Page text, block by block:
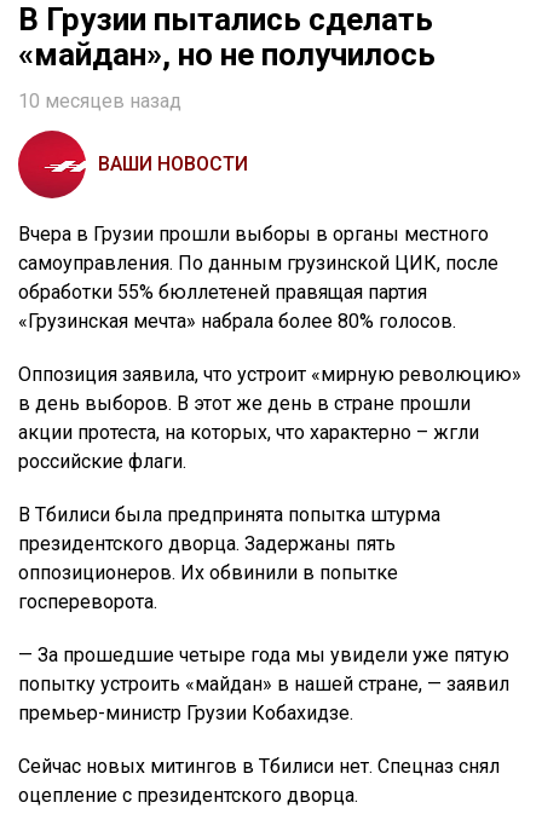
В Грузии пытались сделать
«майдан», но не получилось
10 месяцев назад
ВАШИ НОВОСТИ
Вчера в Грузии прошли выборы в органы местного
самоуправления. По данным грузинской ЦИК, после
обработки 55% бюллетеней правящая партия
«Грузинская мечта» набрала более 80% голосов.
Оппозиция заявила, что устроит «мирную революцию»
в день выборов. В этот же день в стране прошли
акции протеста, на которых, что характерно – жгли
российские флаги.
В Тбилиси была предпринята попытка штурма
президентского дворца. Задержаны пять
оппозиционеров. Их обвинили в попытке
госпереворота.
— За прошедшие четыре года мы увидели уже пятую
попытку устроить «майдан» в нашей стране, — заявил
премьер-министр Грузии Кобахидзе.
Сейчас новых митингов в Тбилиси нет. Спецназ снял
оцепление с президентского дворца.